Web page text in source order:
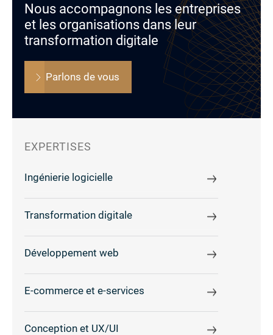
Nous accompagnons les entreprises
et les organisations dans leur
transformation digitale
Parlons de vous
EXPERTISES
Ingénierie logicielle
Transformation digitale
Développement web
E-commerce et e-services
Conception et UX/UI